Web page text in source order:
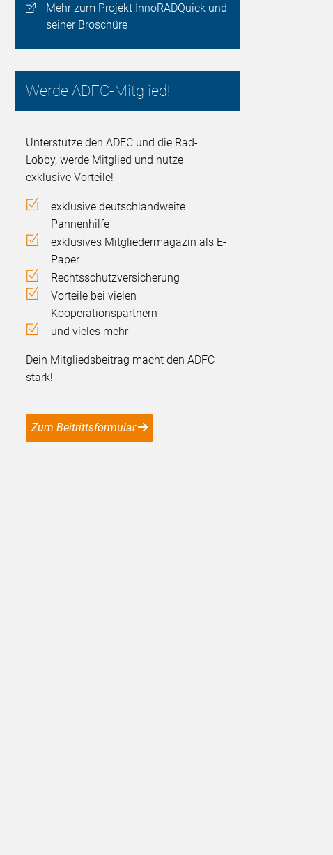
Mehr zum Projekt InnoRADQuick und
seiner Broschüre
Werde ADFC-Mitglied!
Unterstütze den ADFC und die Rad-
Lobby, werde Mitglied und nutze
exklusive Vorteile!
exklusive deutschlandweite
Pannenhilfe
exklusives Mitgliedermagazin als E-
Paper
Rechtsschutzversicherung
Vorteile bei vielen
Kooperationspartnern
und vieles mehr
Dein Mitgliedsbeitrag macht den ADFC
stark!
Zum Beitrittsformular